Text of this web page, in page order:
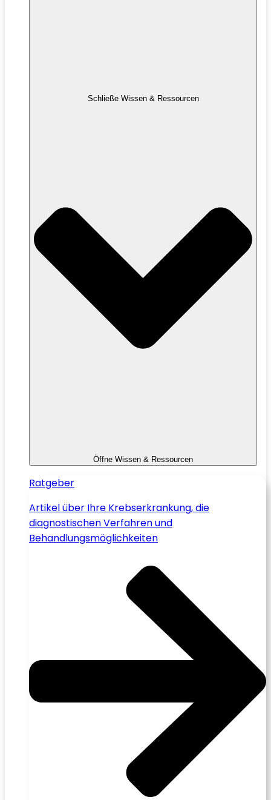
Schließe Wissen & Ressourcen
Öffne Wissen & Ressourcen
Ratgeber
Artikel über Ihre Krebserkrankung, die
diagnostischen Verfahren und
Behandlungsmöglichkeiten